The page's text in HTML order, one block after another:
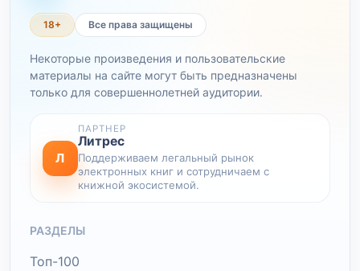
18+ Все права защищены
Некоторые произведения и пользовательские
материалы на сайте могут быть предназначены
только для совершеннолетней аудитории.
Л
ПАРТНЕР
Литрес
Поддерживаем легальный рынок
электронных книг и сотрудничаем с
книжной экосистемой.
РАЗДЕЛЫ
Топ-100